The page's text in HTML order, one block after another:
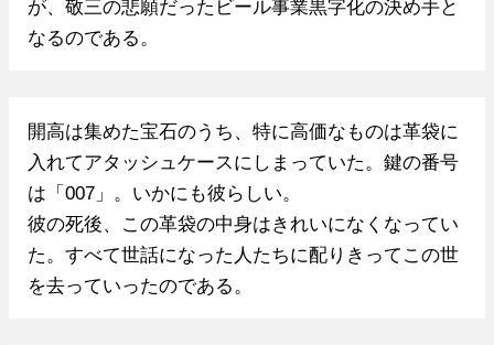
が、敬三の悲願だったビール事業黒字化の決め手と
なるのである。
開高は集めた宝石のうち、特に高価なものは革袋に
入れてアタッシュケースにしまっていた。鍵の番号
は「007」。いかにも彼らしい。
彼の死後、この革袋の中身はきれいになくなってい
た。すべて世話になった人たちに配りきってこの世
を去っていったのである。